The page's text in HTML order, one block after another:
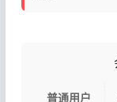
普通用户